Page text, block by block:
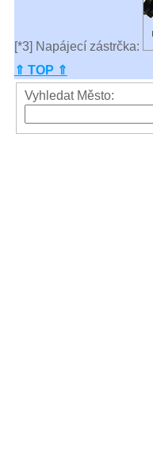
[*3] Napájecí zástrčka:
⇑ TOP ⇑
Vyhledat Město: